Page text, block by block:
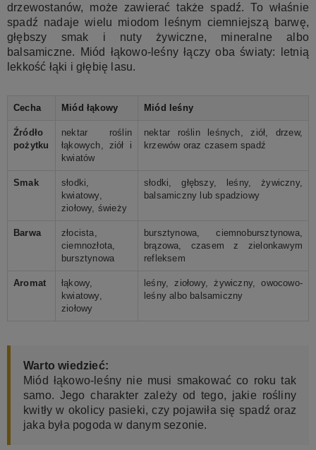
drzewostanów, może zawierać także spadź. To właśnie
spadź nadaje wielu miodom leśnym ciemniejszą barwę,
głębszy smak i nuty żywiczne, mineralne albo
balsamiczne. Miód łąkowo-leśny łączy oba światy: letnią
lekkość łąki i głębię lasu.
Cecha Miód łąkowy Miód leśny
Źródło
pożytku
nektar roślin
łąkowych, ziół i
kwiatów
nektar roślin leśnych, ziół, drzew,
krzewów oraz czasem spadź
Smak
słodki,
kwiatowy,
ziołowy, świeży
słodki, głębszy, leśny, żywiczny,
balsamiczny lub spadziowy
Barwa
złocista,
ciemnozłota,
bursztynowa
bursztynowa, ciemnobursztynowa,
brązowa, czasem z zielonkawym
refleksem
Aromat
łąkowy,
kwiatowy,
ziołowy
leśny, ziołowy, żywiczny, owocowo-
leśny albo balsamiczny
Warto wiedzieć:
Miód łąkowo-leśny nie musi smakować co roku tak
samo. Jego charakter zależy od tego, jakie rośliny
kwitły w okolicy pasieki, czy pojawiła się spadź oraz
jaka była pogoda w danym sezonie.